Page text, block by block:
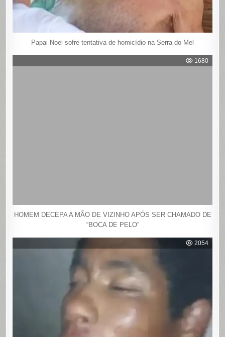
Papai Noel sofre tentativa de homicídio na Serra do Mel
1680
HOMEM DECEPA A MÃO DE VIZINHO APÓS SER CHAMADO DE
“BOCA DE PELO”
2054